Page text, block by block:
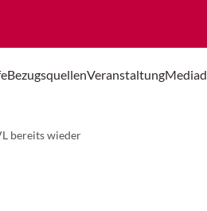
BezugsquellenVeranstaltung
bereits wieder